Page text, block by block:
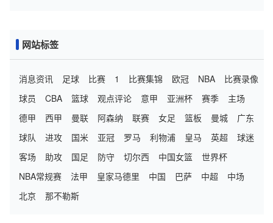
网站标签
消息资讯 足球 比赛 1 比赛集锦 欧冠 NBA
比赛录像
球员
CBA 篮球 观点评论 意甲 亚洲杯 赛季
主场
德甲
西甲 曼联 阿森纳 联赛 女足 篮板 曼城
广东
球队
进攻 国米 亚冠 罗马 利物浦 皇马 英超
球迷
客场
助攻 国足 防守 切尔西 中国女篮
世界杯
NBA常规赛
法甲 皇家马德里 中国 巴萨 中超
中场
北京
那不勒斯